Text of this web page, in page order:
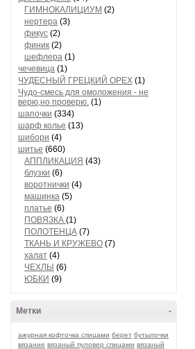
ГИМНОКАЛИЦИУМ (2)
нертера (3)
фикус (2)
финик (2)
шефлера (1)
чечевица (1)
ЧУДЕСНЫЙ ГРЕЦКИЙ ОРЕХ (1)
Чудо-смесь для омоложения - не
верю,но проверю. (1)
шапочки (334)
шарф колье (13)
шибори (4)
шитье (660)
АППЛИКАЦИЯ (43)
блузки (6)
воротнички (4)
машинка (5)
платье (6)
ПОВЯЗКА (1)
ПОЛОТЕНЦА (7)
ТКАНЬ И КРУЖЕВО (7)
халат (4)
ЧЕХЛЫ (6)
ЮБКИ (9)
-
Метки
ажурная кофточка спицами берет бутылочки
вязание вязаный пуловер спицами вязаный